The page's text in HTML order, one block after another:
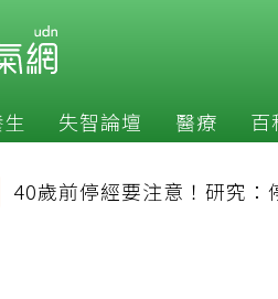
失智論壇 醫療 百
40歲前停經要注意！研究